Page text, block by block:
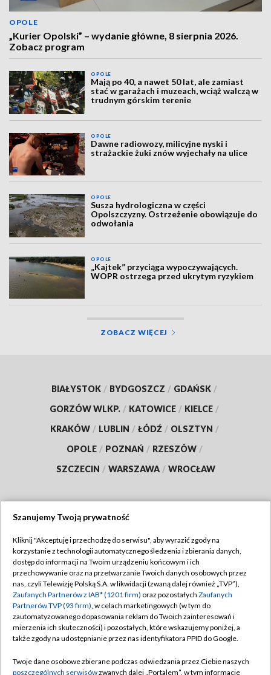
OPOLE
„Kurier Opolski” – wydanie główne, 8 sierpnia 2026.
Zobacz program
OPOLE
Mają po 40, a nawet 50 lat, ale zamiast
stać w garażach i muzeach, wciąż walczą w
trudnym górskim terenie
OPOLE
Dawne radiowozy, milicyjne nyski i
strażackie żuki znów wyjechały na ulice
OPOLE
Susza hydrologiczna w części
Opolszczyzny. Ostrzeżenie obowiązuje do
odwołania
OPOLE
„Kajtek” przyciąga wypoczywających.
WOPR ostrzega przed ukrytym ryzykiem
ZOBACZ WIĘCEJ
BIAŁYSTOK / BYDGOSZCZ / GDAŃSK /
GORZÓW WLKP. / KATOWICE / KIELCE /
KRAKÓW / LUBLIN / ŁÓDŹ / OLSZTYN /
OPOLE / POZNAŃ / RZESZÓW /
SZCZECIN / WARSZAWA / WROCŁAW
TVP
Abonament TVP
Emisja w TVP
Centrum informacji TVP
Naziemna Telewizja Cyfrowa
Rada Programowa
Regulamin TVP
Polityka prywatności
Moje zgody
Pomoc
Szanujemy Twoją prywatność
Kliknij "Akceptuję i przechodzę do serwisu", aby wyrazić zgody na
korzystanie z technologii automatycznego śledzenia i zbierania danych,
dostęp do informacji na Twoim urządzeniu końcowym i ich
przechowywanie oraz na przetwarzanie Twoich danych osobowych przez
nas, czyli Telewizję Polską S.A. w likwidacji (zwaną dalej również „TVP”),
Zaufanych Partnerów z IAB* (1201 firm) oraz pozostałych Zaufanych
Partnerów TVP (93 firm), w celach marketingowych (w tym do
zautomatyzowanego dopasowania reklam do Twoich zainteresowań i
mierzenia ich skuteczności) i pozostałych, które wskazujemy poniżej, a
także zgody na udostępnianie przez nas identyfikatora PPID do Google.
Twoje dane osobowe zbierane podczas odwiedzania przez Ciebie naszych
poszczególnych serwisówzwanych dalej „Portalem”, w tym informacje